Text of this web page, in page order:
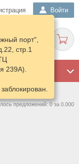
Войти
порт",
стр.1
239А).
предложений: 0 за 0.000